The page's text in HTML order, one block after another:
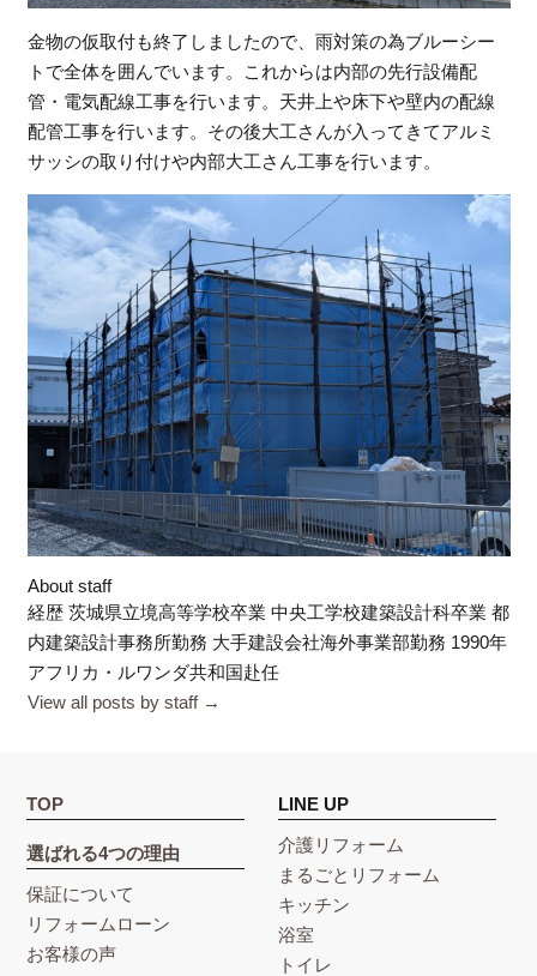
金物の仮取付も終了しましたので、雨対策の為ブルーシー
トで全体を囲んでいます。これからは内部の先行設備配
管・電気配線工事を行います。天井上や床下や壁内の配線
配管工事を行います。その後大工さんが入ってきてアルミ
サッシの取り付けや内部大工さん工事を行います。
About staff
経歴 茨城県立境高等学校卒業 中央工学校建築設計科卒業 都
内建築設計事務所勤務 大手建設会社海外事業部勤務 1990年
アフリカ・ルワンダ共和国赴任
View all posts by staff →
TOP
選ばれる4つの理由
保証について
リフォームローン
お客様の声
LINE UP
介護リフォーム
まるごとリフォーム
キッチン
浴室
トイレ